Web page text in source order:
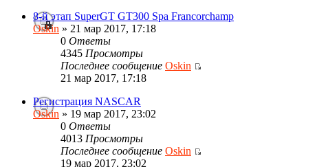
8-й этап SuperGT GT300 Spa Francorchamp
Oskin » 21 мар 2017, 17:18
0 Ответы
4345 Просмотры
Последнее сообщение Oskin
21 мар 2017, 17:18
Регистрация NASCAR
Oskin » 19 мар 2017, 23:02
0 Ответы
4013 Просмотры
Последнее сообщение Oskin
19 мар 2017, 23:02